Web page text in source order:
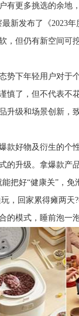
更多挑选的余地
新发布了《2023
，但仍有新空间可
下年轻用户对于
慎了，但不代表不
升级和场景创新，
好物及衍生的个
的升级。拿爆款产
把好“健康关”，
，回家累得瘫两天
的模式，睡前泡一